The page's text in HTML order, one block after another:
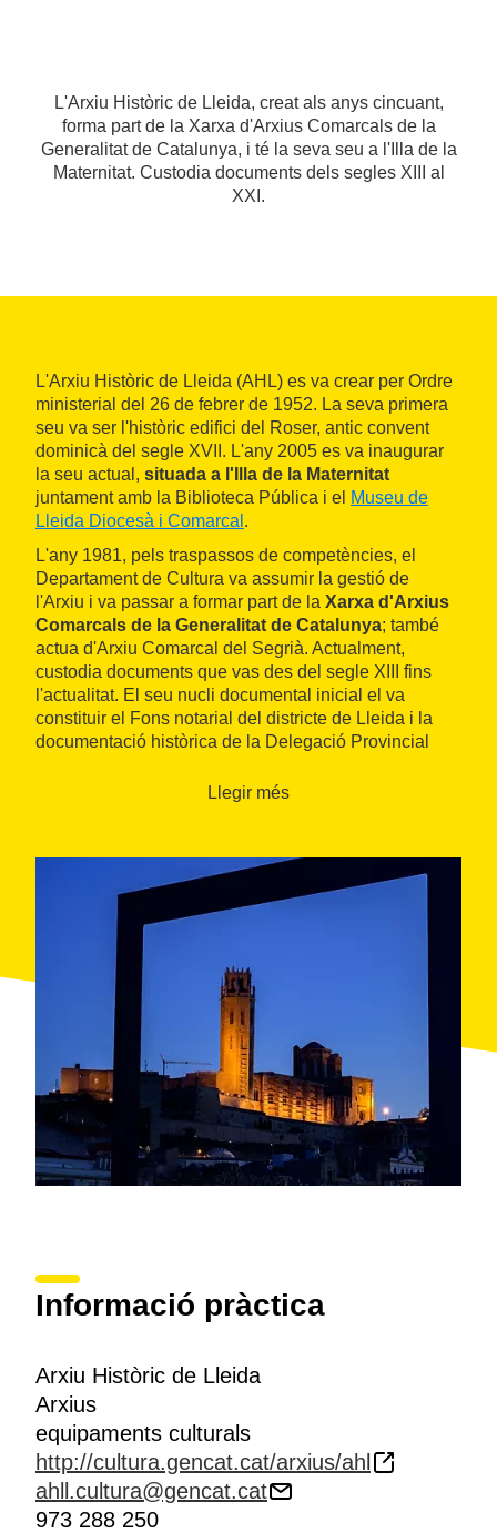
L'Arxiu Històric de Lleida, creat als anys cincuant,
forma part de la Xarxa d'Arxius Comarcals de la
Generalitat de Catalunya, i té la seva seu a l'Illa de la
Maternitat. Custodia documents dels segles XIII al
XXI.
L'Arxiu Històric de Lleida (AHL) es va crear per Ordre
ministerial del 26 de febrer de 1952. La seva primera
seu va ser l'històric edifici del Roser, antic convent
dominicà del segle XVII. L'any 2005 es va inaugurar
la seu actual, situada a l'Illa de la Maternitat
juntament amb la Biblioteca Pública i el Museu de
Lleida Diocesà i Comarcal .
L'any 1981, pels traspassos de competències, el
Departament de Cultura va assumir la gestió de
l'Arxiu i va passar a formar part de la Xarxa d'Arxius
Comarcals de la Generalitat de Catalunya; també
actua d'Arxiu Comarcal del Segrià. Actualment,
custodia documents que vas des del segle XIII fins
l'actualitat. El seu nucli documental inicial el va
constituir el Fons notarial del districte de Lleida i la
documentació històrica de la Delegació Provincial
Llegir més
Informació pràctica
Arxiu Històric de Lleida
Arxius
equipaments culturals
http://cultura.gencat.cat/arxius/ahl
ahll.cultura@gencat.cat
973 288 250